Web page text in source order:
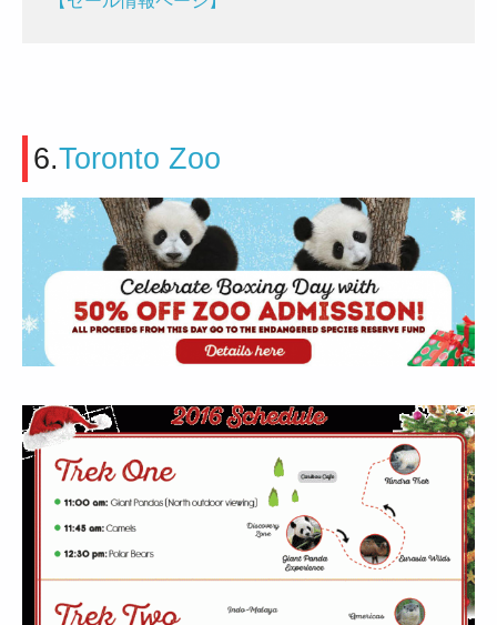
6.Toronto Zoo